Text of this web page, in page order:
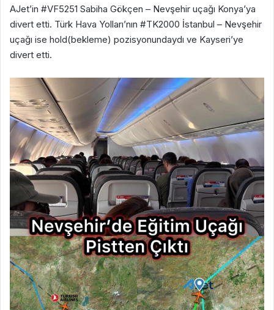
AJet’in #VF5251 Sabiha Gökçen – Nevşehir uçağı Konya’ya
divert etti. Türk Hava Yolları’nın #TK2000 İstanbul – Nevşehir
uçağı ise hold(bekleme) pozisyonundaydı ve Kayseri’ye
divert etti.